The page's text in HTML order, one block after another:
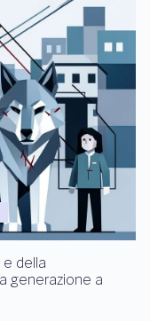
e della
generazione a